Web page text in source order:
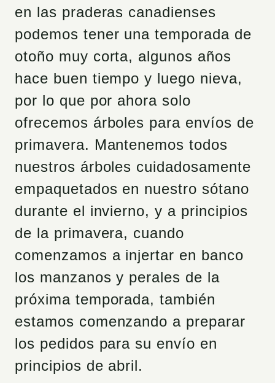
en las praderas canadienses
podemos tener una temporada de
otoño muy corta, algunos años
hace buen tiempo y luego nieva,
por lo que por ahora solo
ofrecemos árboles para envíos de
primavera. Mantenemos todos
nuestros árboles cuidadosamente
empaquetados en nuestro sótano
durante el invierno, y a principios
de la primavera, cuando
comenzamos a injertar en banco
los manzanos y perales de la
próxima temporada, también
estamos comenzando a preparar
los pedidos para su envío en
principios de abril.